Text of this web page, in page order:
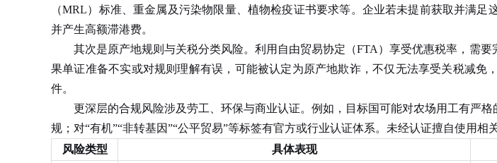
（MRL）标准、重金属及污染物限量、植物检疫证书要求等。企业若未提前获取并满
并产生高额滞港费。
其次是原产地规则与关税分类风险。利用自由贸易协定（FTA）享受优惠税率，需要
果单证准备不实或对规则理解有误，可能被认定为原产地欺诈，不仅无法享受关税减
件。
更深层的合规风险涉及劳工、环保与商业认证。例如，目标国可能对农场用工有严格
规；对“有机”“非转基因”“公平贸易”等标签有官方或行业认证体系。未经认证擅自使用
风险类型
具体表现